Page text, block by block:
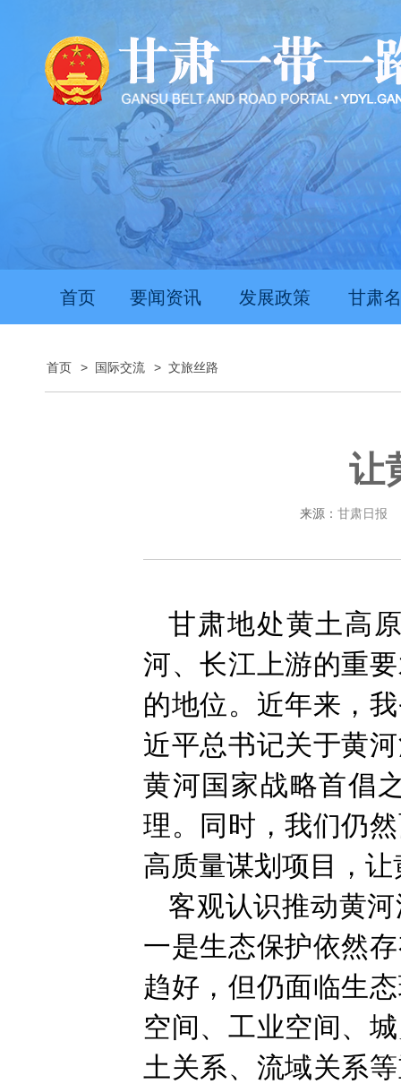
首页 要闻资讯 发展政策 甘肃
首页 > 国际交流 > 文旅丝路
让
来源： 甘肃日报
甘肃地处黄土高
河、长江上游的重
的地位。近年来，
近平总书记关于黄
黄河国家战略首倡
理。同时，我们仍
高质量谋划项目，
客观认识推动黄
一是生态保护依然
趋好，但仍面临生
空间、工业空间、
土关系、流域关系